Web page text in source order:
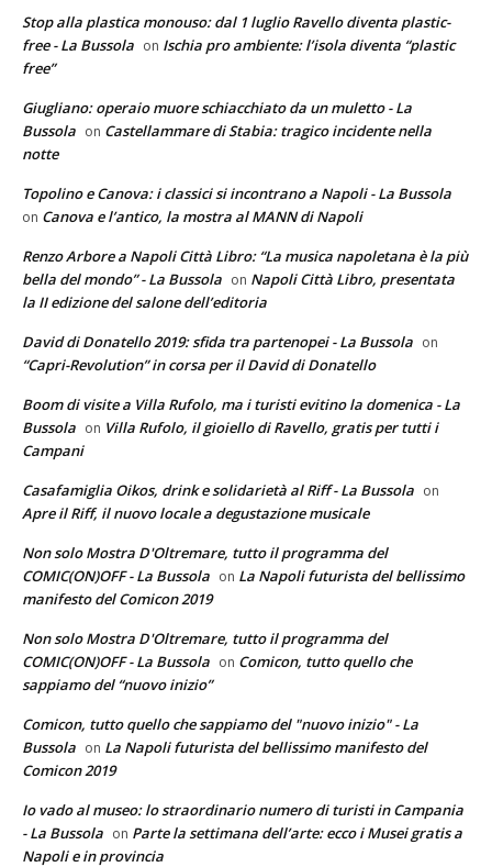
Stop alla plastica monouso: dal 1 luglio Ravello diventa plastic-
free - La Bussola on Ischia pro ambiente: l’isola diventa “plastic
free”
Giugliano: operaio muore schiacchiato da un muletto - La
Bussola on Castellammare di Stabia: tragico incidente nella
notte
Topolino e Canova: i classici si incontrano a Napoli - La Bussola
on Canova e l’antico, la mostra al MANN di Napoli
Renzo Arbore a Napoli Città Libro: “La musica napoletana è la più
bella del mondo” - La Bussola on Napoli Città Libro, presentata
la II edizione del salone dell’editoria
David di Donatello 2019: sfida tra partenopei - La Bussola on
“Capri-Revolution” in corsa per il David di Donatello
Boom di visite a Villa Rufolo, ma i turisti evitino la domenica - La
Bussola on Villa Rufolo, il gioiello di Ravello, gratis per tutti i
Campani
Casafamiglia Oikos, drink e solidarietà al Riff - La Bussola on
Apre il Riff, il nuovo locale a degustazione musicale
Non solo Mostra D'Oltremare, tutto il programma del
COMIC(ON)OFF - La Bussola on La Napoli futurista del bellissimo
manifesto del Comicon 2019
Non solo Mostra D'Oltremare, tutto il programma del
COMIC(ON)OFF - La Bussola on Comicon, tutto quello che
sappiamo del “nuovo inizio”
Comicon, tutto quello che sappiamo del "nuovo inizio" - La
Bussola on La Napoli futurista del bellissimo manifesto del
Comicon 2019
Io vado al museo: lo straordinario numero di turisti in Campania
- La Bussola on Parte la settimana dell’arte: ecco i Musei gratis a
Napoli e in provincia